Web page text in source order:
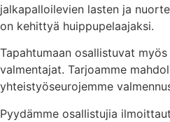
jalkapalloilevien lasten ja
on kehittyä huippupelaajaksi.
Tapahtumaan osallistuvat
valmentajat. Tarjoamme
yhteistyöseurojemme
Pyydämme osallistujia